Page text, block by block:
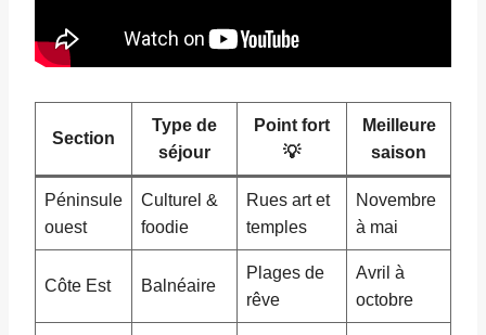
Section
Type de
séjour
Point fort
💡
Meilleure
saison
Péninsule
ouest
Culturel &
foodie
Rues art et
temples
Novembre
à mai
Côte Est Balnéaire
Plages de
rêve
Avril à
octobre